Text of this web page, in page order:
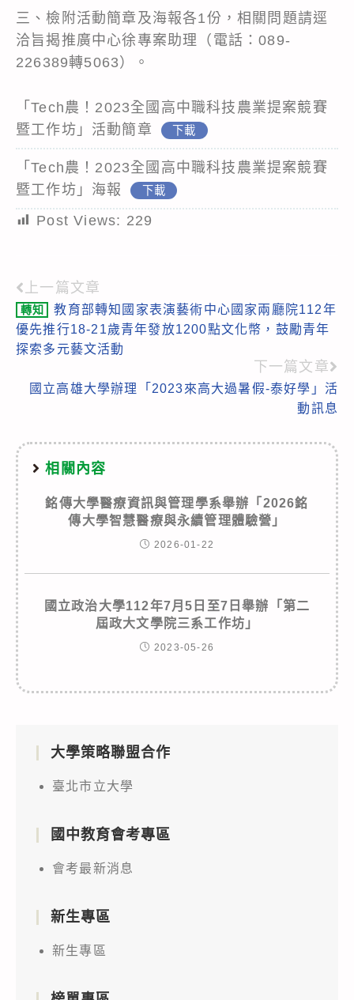
三、檢附活動簡章及海報各1份，相關問題請逕
洽旨揭推廣中心徐專案助理（電話：089-
226389轉5063）。
「Tech農！2023全國高中職科技農業提案競賽
暨工作坊」活動簡章
下載
「Tech農！2023全國高中職科技農業提案競賽
暨工作坊」海報
下載
Post Views: 229
Read
more
articles
上一篇文章
轉知
教育部轉知國家表演藝術中心國家兩廳院112年
優先推行18-21歲青年發放1200點文化幣，鼓勵青年
探索多元藝文活動
下一篇文章
國立高雄大學辦理「2023來高大過暑假-泰好學」活
動訊息
相關內容
銘傳大學醫療資訊與管理學系舉辦「2026銘
傳大學智慧醫療與永續管理體驗營」
2026-01-22
國立政治大學112年7月5日至7日舉辦「第二
屆政大文學院三系工作坊」
2023-05-26
大學策略聯盟合作
臺北市立大學
國中教育會考專區
會考最新消息
新生專區
新生專區